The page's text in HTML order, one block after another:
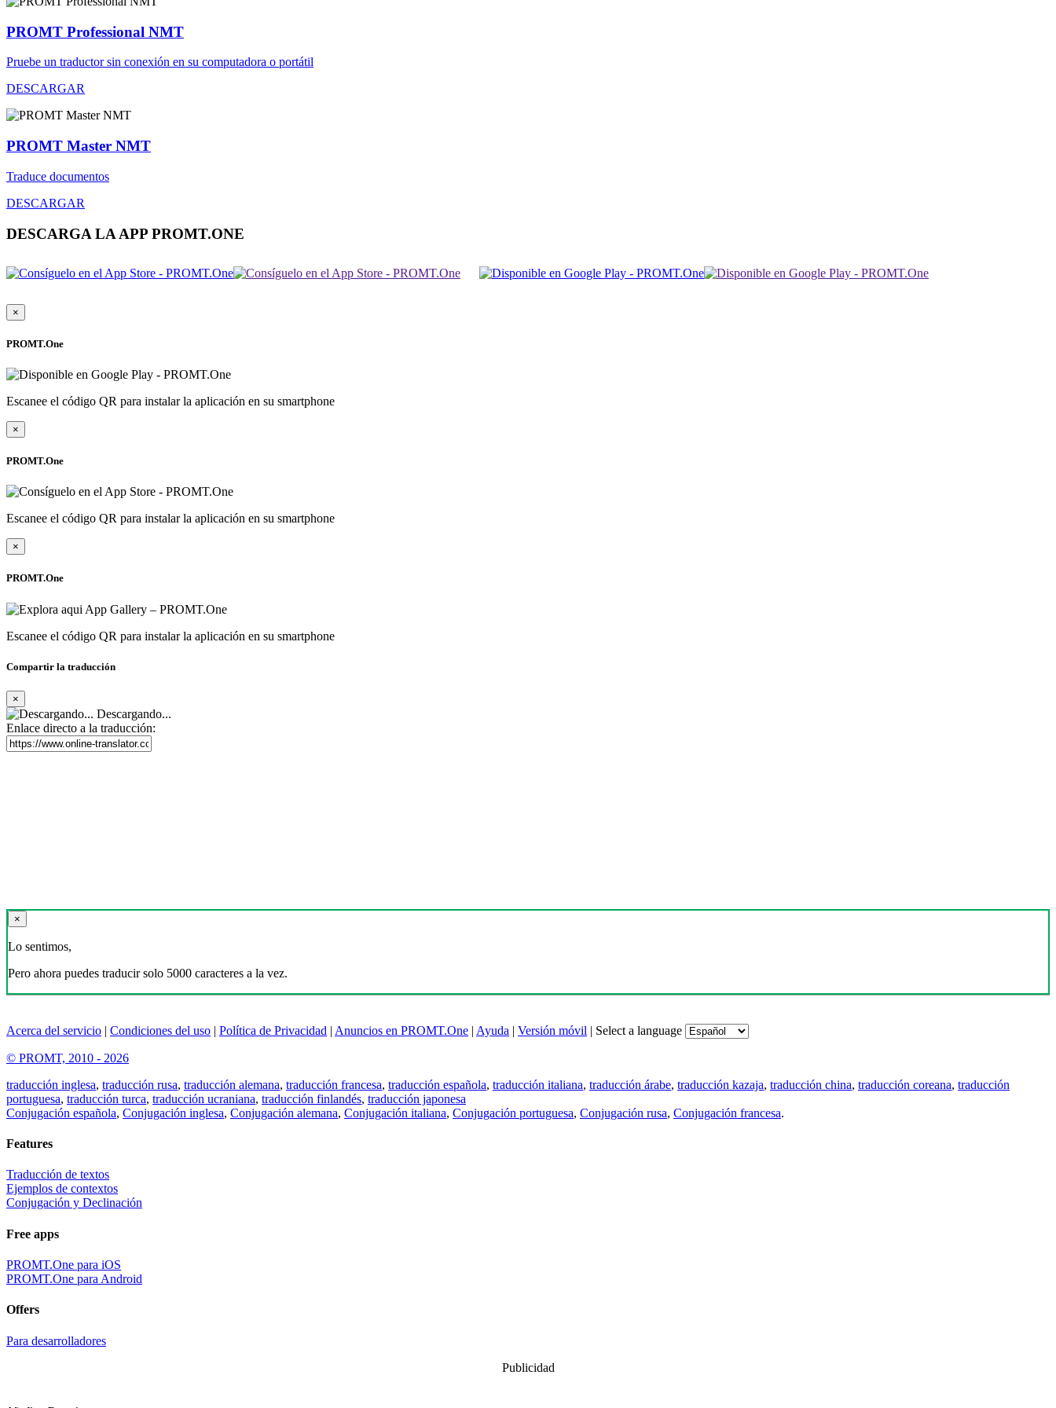
PROMT Professional NMT
Pruebe un traductor sin conexión en su computadora o portátil
DESCARGAR
PROMT Master NMT
Traduce documentos
DESCARGAR
DESCARGA LA APP PROMT.ONE
×
PROMT.One
Escanee el código QR para instalar la aplicación en su smartphone
×
PROMT.One
Escanee el código QR para instalar la aplicación en su smartphone
×
PROMT.One
Escanee el código QR para instalar la aplicación en su smartphone
Compartir la traducción
×
Descargando...
Enlace directo a la traducción:
×
Lo sentimos,
Pero ahora puedes traducir solo 5000 caracteres a la vez.
Acerca del servicio | Condiciones del uso | Política de Privacidad | Anuncios en PROMT.One | Ayuda | Versión móvil | Select a language
© PROMT, 2010 - 2026
traducción inglesa, traducción rusa, traducción alemana, traducción francesa, traducción española, traducción italiana, traducción árabe, traducción kazaja, traducción china, traducción coreana, traducción
portuguesa, traducción turca, traducción ucraniana, traducción finlandés, traducción japonesa
Conjugación española, Conjugación inglesa, Conjugación alemana, Conjugación italiana, Conjugación portuguesa, Conjugación rusa, Conjugación francesa.
Features
Traducción de textos
Ejemplos de contextos
Conjugación y Declinación
Free apps
PROMT.One para iOS
PROMT.One para Android
Offers
Para desarrolladores
Publicidad